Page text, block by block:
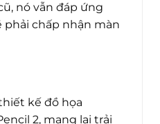
nó vẫn đáp ứng
phải chấp nhận màn
kế đồ họa
2, mang lại trải